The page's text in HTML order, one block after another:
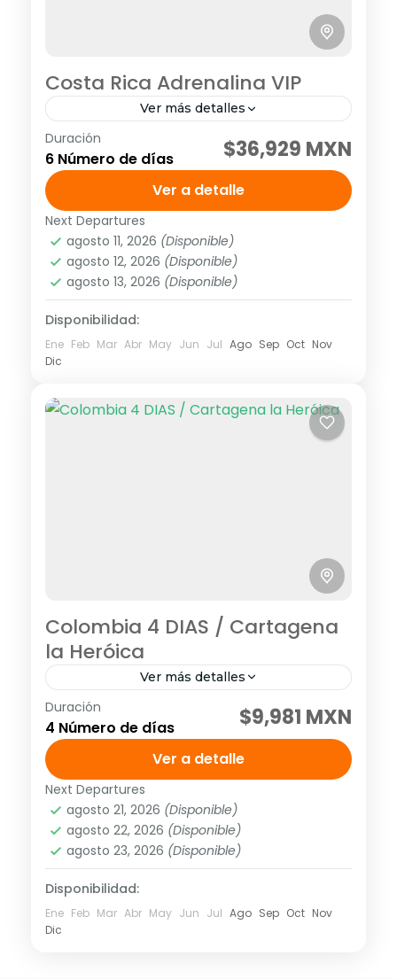
Costa Rica Adrenalina VIP
Ver más detalles
SALIDAS DIARIO Visitando: San José,
Pacuare, Arenal, Manuel Antonio
Programa y tarifa vigentes hasta el 31 de
octubre del 2022.
América,Centroamérica
2 People
Duración
6 Número de días $36,929 MXN
Ver a detalle
Next Departures
agosto 11, 2026 (Disponible)
agosto 12, 2026 (Disponible)
agosto 13, 2026 (Disponible)
Disponibilidad:
Ene Feb Mar Abr May Jun Jul Ago Sep Oct Nov
Dic
Colombia 4 DIAS / Cartagena
la Heróica
Ver más detalles
Visitando: Cartagena, Isla Rosario Días de
operación: Diario hasta el 14 de diciembre
de 2026 Tarifa no aplica para puentes ni
días festivos, pregunta por...
América,Sudamérica
2 People
Duración
4 Número de días $9,981 MXN
Ver a detalle
Next Departures
agosto 21, 2026 (Disponible)
agosto 22, 2026 (Disponible)
agosto 23, 2026 (Disponible)
Disponibilidad:
Ene Feb Mar Abr May Jun Jul Ago Sep Oct Nov
Dic